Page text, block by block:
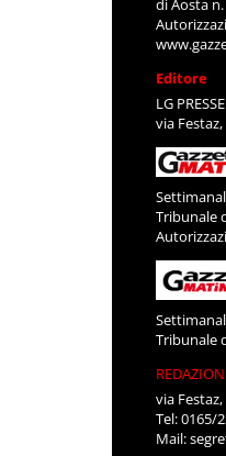
di Aosta
Editore
LG
via Festaz,
Tribunale
Tribunale
via
Tel: 0165/
Mail: